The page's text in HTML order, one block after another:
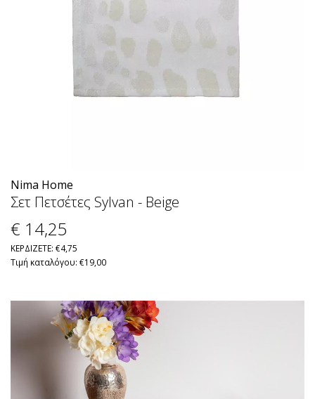
Nima Home
Σετ Πετσέτες Sylvan - Beige
€ 14,25
ΚΕΡΔΙΖΕΤΕ: €4,75
Τιμή καταλόγου: €19,00